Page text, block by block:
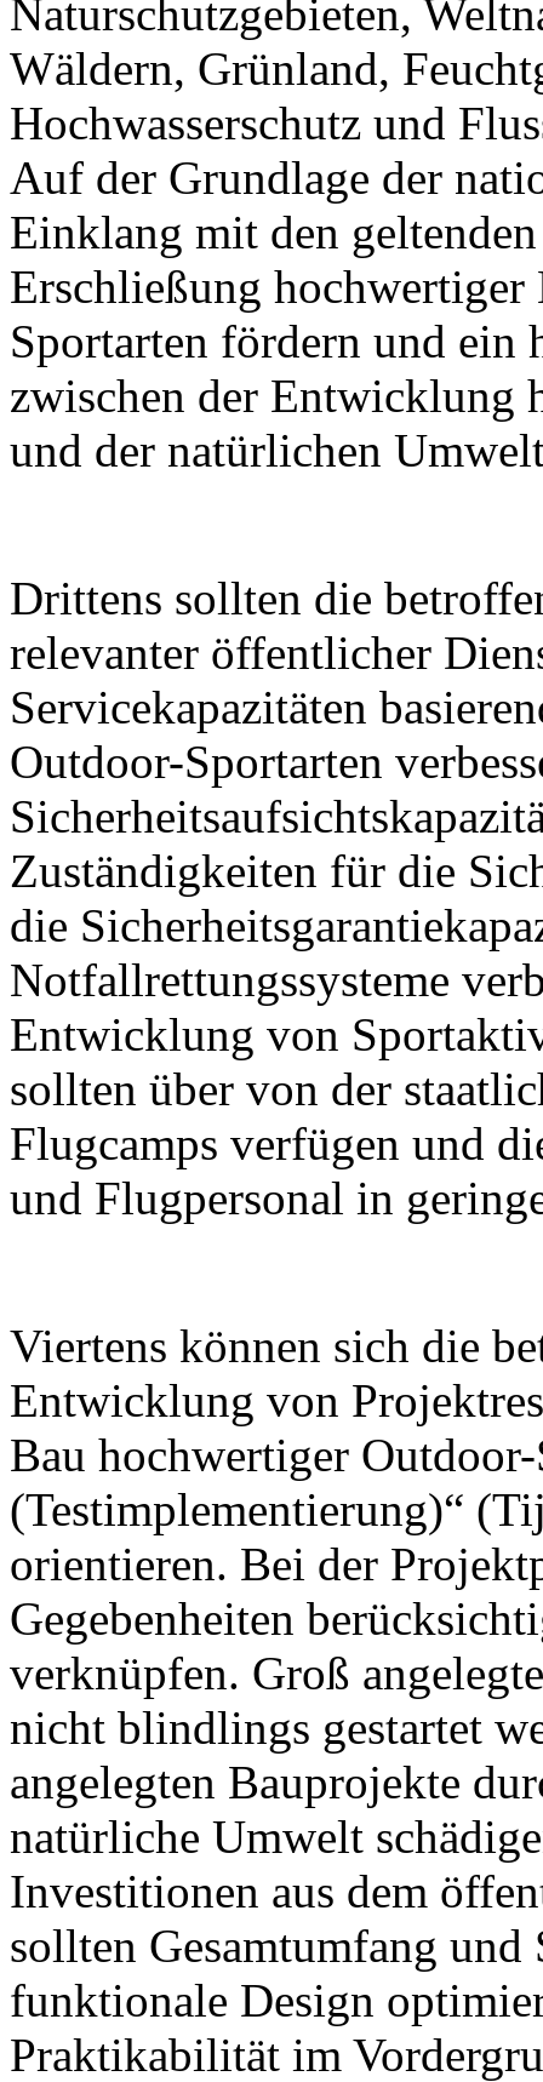
Naturschutzgebieten,
Wäldern, Grünland,
Hochwasserschutz und
Auf der Grundlage der
Einklang mit den
Erschließung
Sportarten fördern und ein
zwischen der Entwicklung
und der natürlichen
Drittens sollten die
relevanter öffentlicher
Servicekapazitäten
Outdoor-Sportarten
Zuständigkeiten für die
die
Notfallrettungssysteme
Entwicklung von
sollten über von der
Flugcamps verfügen und
und Flugpersonal in
Viertens können sich die
Entwicklung von
Bau hochwertiger
(Testimplementierung)“
orientieren. Bei der
Gegebenheiten
verknüpfen. Groß
nicht blindlings gestartet
angelegten Bauprojekte
natürliche Umwelt
Investitionen aus dem
sollten Gesamtumfang
funktionale Design
Praktikabilität im